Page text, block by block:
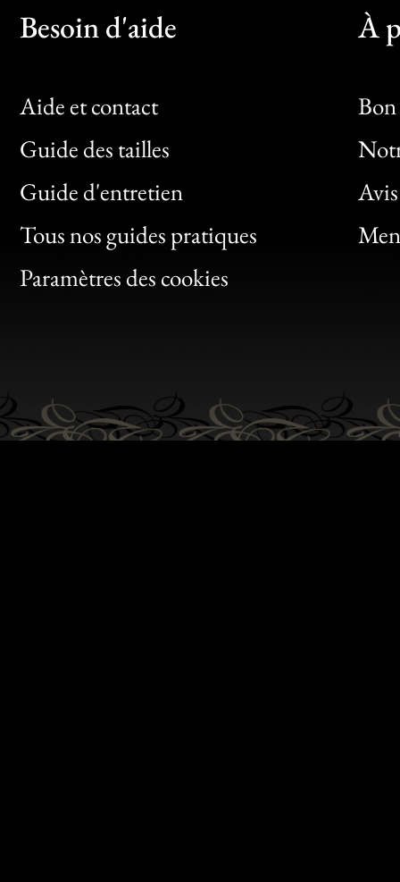
Besoin d'aide
Aide et contact
Guide des tailles
Guide d'entretien
Tous nos guides pratiques
Paramètres des cookies
À
Bon
Clic